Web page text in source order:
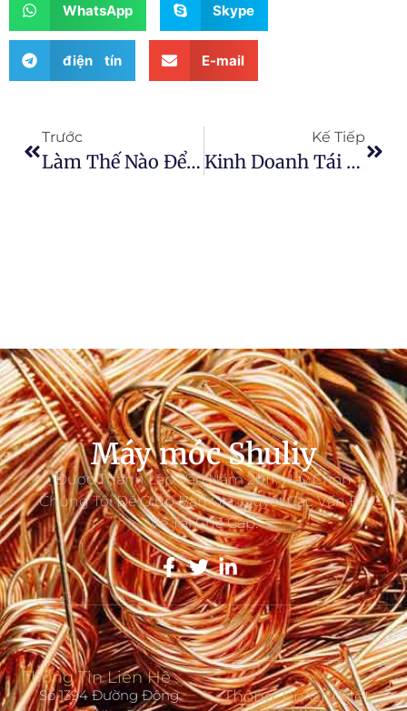
WhatsApp Skype
điện tín E-mail
Trước
Làm Thế Nào Để Tái Chế Vỉ Thuốc Viên Y Tế Theo Cách Thân Thiện Với Môi Trường?
Kế Tiếp
Kinh Doanh Tái Chế Vỉ Bao Bì Nhôm-Nhựa Có Lợi Nhuận
Máy móc Shuliy
Được Thành Lập Vào Năm 2011. Hãy Chọn
Chúng Tôi Để Giúp Bạn Giải Quyết Các Vấn Đề
Về Tái Chế Cáp.
Thông Tin Liên Hệ
Số 1394 Đường Đông
Thông Tin Chi Tiết